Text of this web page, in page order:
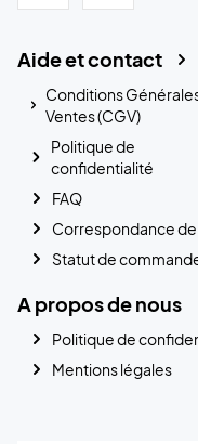
Aide et contact
Conditions
Ventes (CGV)
Politique de
confidentialité
FAQ
Correspondance
Statut de
A propos de nous
Politique de
Mentions légales